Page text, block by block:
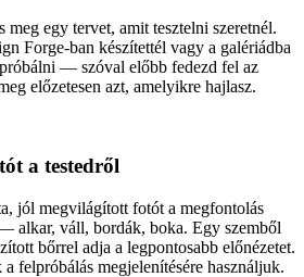
meg egy tervet, amit tesztelni szeretnél.
Forge-ban készítettél vagy a galériádba
— szóval előbb fedezd fel az
előzetesen azt, amelyikre hajlasz.
a testedről
jól megvilágított fotót a megfontolás
alkar, váll, bordák, boka. Egy szemből
bőrrel adja a legpontosabb előnézetet.
felpróbálás megjelenítésére használjuk.